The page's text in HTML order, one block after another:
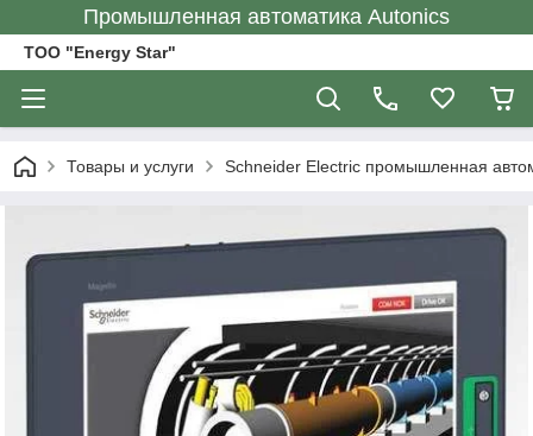
Промышленная автоматика Autonics
ТОО "Energy Star"
Товары и услуги Schneider Electric промышленная